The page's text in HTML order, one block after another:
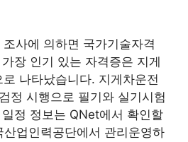
사에 의하면 국가기술자격
장 인기 있는 자격증은 지게
나타났습니다. 지게차운전
정 시행으로 필기와 실기시험
정 정보는 QNet에서 확인할
업인력공단에서 관리운영하